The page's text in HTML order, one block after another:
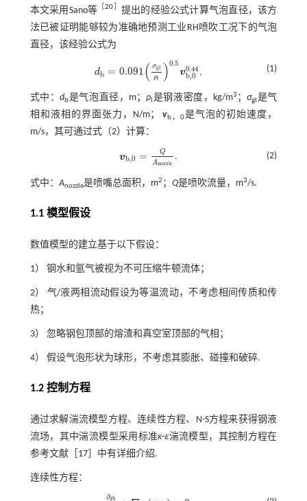
本文采用Sano等 ［20］ 提出的经验公式计算气泡直径，该方
法已被证明能够较为准确地预测工业RH喷吹工况下的气泡
直径，该经验公式为
db = 0.091( σgl
ρl )0.5
v0.44
b,0
db=0.091σglρl 0.5v b 0.44 . (1)
式中：db是气泡直径，m；ρ 是钢液密度，kg/m3 ；σgl 是气
相和液相的界面张力，N/m； vb，0是气泡的初始速度，
m/s，其可通过式（2） 计算：
vb,0 =
Q
Anozzle
vb,0 =Q Anozzle. (2)
式中：Anozzle是喷嘴总面积，m2 ； Q是喷吹流量，m3/s.
1.1 模型假设
数值模型的建立基于以下假设：
1） 钢水和氩气被视为不可压缩牛顿流体；
2） 气/液两相流动假设为等温流动，不考虑相间传质和传
热；
3） 忽略钢包顶部的熔渣和真空室顶部的气相；
4） 假设气泡形状为球形，不考虑其膨胀、碰撞和破碎.
1.2 控制方程
通过求解湍流模型方程、连续性方程、N-S方程来获得钢液
流场，其中湍流模型采用标准κ-ε湍流模型，其控制方程在
参考文献［ 17］中有详细介绍.
连续性方程：
∂ρ